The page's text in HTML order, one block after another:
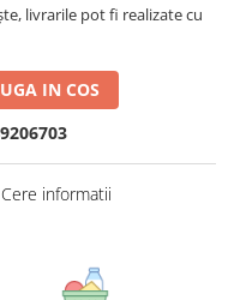
livrarile pot fi realizate cu
IN COS
informatii